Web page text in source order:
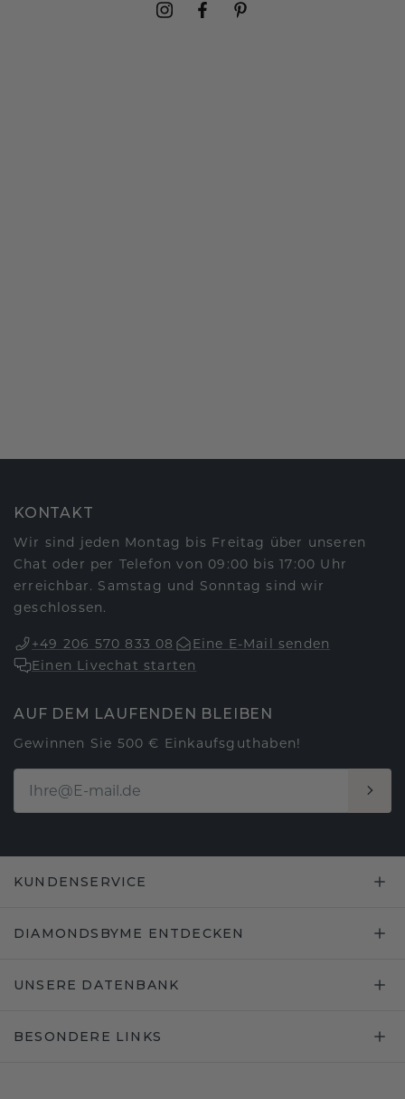
KONTAKT
Wir sind jeden Montag bis Freitag über unseren
Chat oder per Telefon von 09:00 bis 17:00 Uhr
erreichbar. Samstag und Sonntag sind wir
geschlossen.
+49 206 570 833 08
Eine E-Mail senden
Einen Livechat starten
AUF DEM LAUFENDEN BLEIBEN
Gewinnen Sie 500 € Einkaufsguthaben!
KUNDENSERVICE
DIAMONDSBYME ENTDECKEN
UNSERE DATENBANK
BESONDERE LINKS